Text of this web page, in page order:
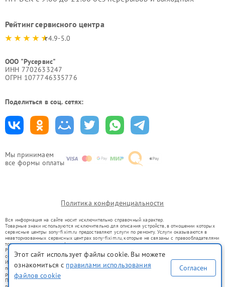
Мы принимаем
все формы оплаты
Рейтинг сервисного центра
4.9-5.0
ООО "Русервис"
ИНН 7702633247
ОГРН 1077746335776
Поделиться в соц. сетях:
Политика конфиденциальности
Вся информация на сайте носит исключительно справочный характер.
Товарные знаки используются исключительно для описания устройств, в отношении которых
сервисные центры sony-fixim.ru предоставляют услуги по ремонту. Услуги оказываются в
неавторизованных сервисных центрах sony-fixim.ru, которые не связаны с правообладателями
товарных знаков или их официальными представителями.
Ремонт осуществляется для устройств, уже введенных в гражданский оборот в соответствии
со статьей 1487 ГК РФ.
Использование товарных знаков не преследует цели индивидуализации услуг или введения
потребителей в заблуждение, а служит для информирования о предоставляемых услугах по
ремонту техники указанных брендов.
Представленная на сайте информация не является публичной офертой, определяемой
Этот сайт использует файлы cookie. Вы можете
ознакомиться с правилами использования
файлов cookie
Согласен